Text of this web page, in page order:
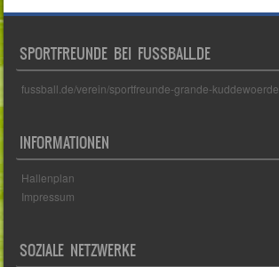
SPORTFREUNDE BEI FUSSBALL.DE
fussball.de/verein/sportfreunde-grande-kuddewoerde
INFORMATIONEN
Hallenplan
Impressum
SOZIALE NETZWERKE